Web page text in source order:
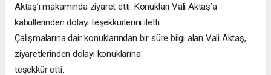
Aktaş’ı makamında ziyaret etti. Konukları Vali Aktaş’a
kabullerinden dolayı teşekkürlerini iletti.
Çalışmalarına dair konuklarından bir süre bilgi alan Vali Aktaş,
ziyaretlerinden dolayı konuklarına
teşekkür etti.